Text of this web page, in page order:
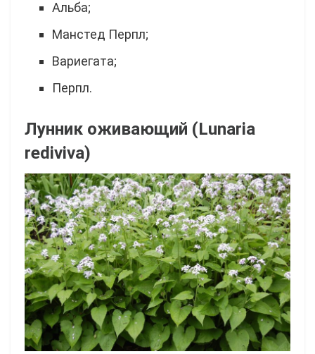
Альба;
Манстед Перпл;
Вариегата;
Перпл.
Лунник оживающий (Lunaria
rediviva)